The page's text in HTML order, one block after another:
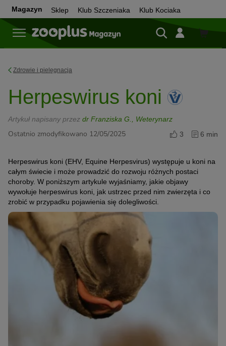
Magazyn Sklep Klub Szczeniaka Klub Kociaka
Sklep
Zdrowie i pielęgnacja
Herpeswirus koni
Artykuł napisany przez dr Franziska G., Weterynarz
Ostatnio zmodyfikowano 12/05/2025 3 6 min
Herpeswirus koni (EHV, Equine Herpesvirus) występuje u koni na
całym świecie i może prowadzić do rozwoju różnych postaci
choroby. W poniższym artykule wyjaśniamy, jakie objawy
wywołuje herpeswirus koni, jak ustrzec przed nim zwierzęta i co
zrobić w przypadku pojawienia się dolegliwości.